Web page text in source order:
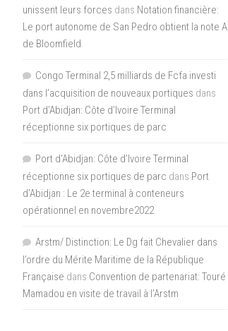
unissent leurs forces dans Notation financière:
Le port autonome de San Pedro obtient la note A
de Bloomfield
Congo Terminal 2,5 milliards de Fcfa investi
dans l’acquisition de nouveaux portiques dans
Port d’Abidjan: Côte d’Ivoire Terminal
réceptionne six portiques de parc
Port d'Abidjan: Côte d’Ivoire Terminal
réceptionne six portiques de parc dans Port
d’Abidjan : Le 2e terminal à conteneurs
opérationnel en novembre2022
Arstm/ Distinction: Le Dg fait Chevalier dans
l’ordre du Mérite Maritime de la République
Française dans Convention de partenariat: Touré
Mamadou en visite de travail à l’Arstm